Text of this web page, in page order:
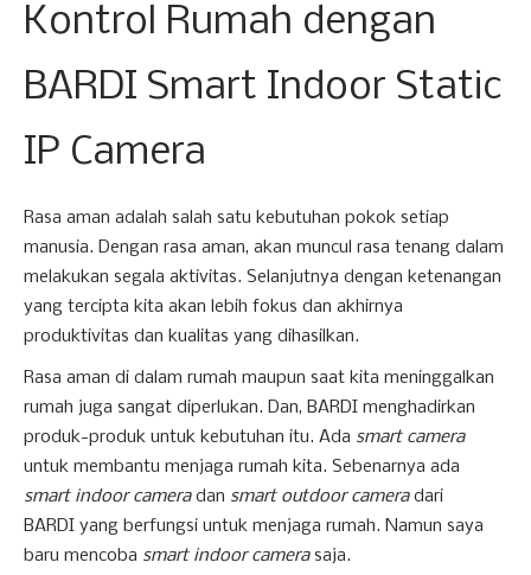
Kontrol Rumah dengan
BARDI Smart Indoor Static
IP Camera
Rasa aman adalah salah satu kebutuhan pokok setiap
manusia. Dengan rasa aman, akan muncul rasa tenang dalam
melakukan segala aktivitas. Selanjutnya dengan ketenangan
yang tercipta kita akan lebih fokus dan akhirnya
produktivitas dan kualitas yang dihasilkan.
Rasa aman di dalam rumah maupun saat kita meninggalkan
rumah juga sangat diperlukan. Dan, BARDI menghadirkan
produk-produk untuk kebutuhan itu. Ada smart camera
untuk membantu menjaga rumah kita. Sebenarnya ada
smart indoor cameradan smart outdoor cameradari
BARDI yang berfungsi untuk menjaga rumah. Namun saya
baru mencoba smart indoor camerasaja.